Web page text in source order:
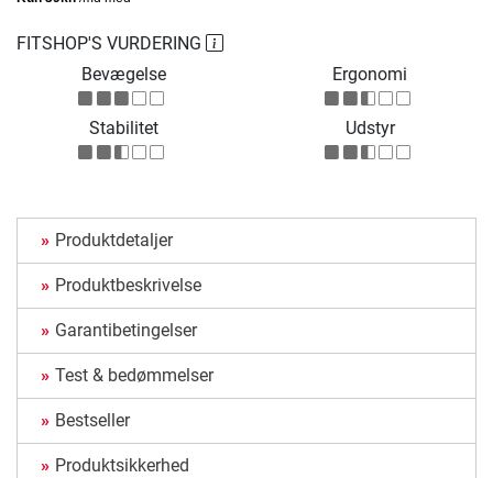
FITSHOP'S VURDERING
Bevægelse
Ergonomi
Stabilitet Udstyr
Produktdetaljer
Produktbeskrivelse
Garantibetingelser
Test & bedømmelser
Bestseller
Produktsikkerhed